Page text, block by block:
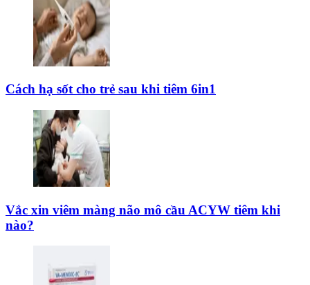
Cách hạ sốt cho trẻ sau khi tiêm 6in1
Vắc xin viêm màng não mô cầu ACYW tiêm khi
nào?